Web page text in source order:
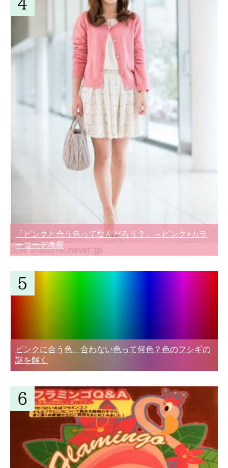
「ピンクと合う色ってなんだろう？」～ピンク×カラ
ーコーデ考察
ピンクに合う色、合わない色って何色？色のフシギの
謎を解く